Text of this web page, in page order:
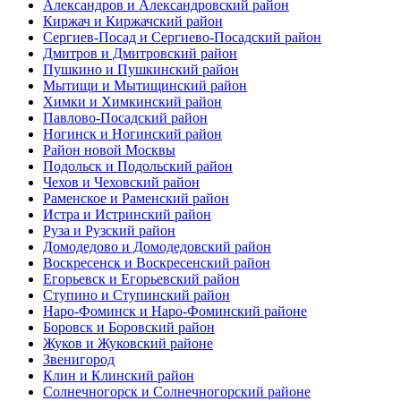
Александров и Александровский район
Киржач и Киржачский район
Сергиев-Посад и Сергиево-Посадский район
Дмитров и Дмитровский район
Пушкино и Пушкинский район
Мытищи и Мытищинский район
Химки и Химкинский район
Павлово-Посадский район
Ногинск и Ногинский район
Район новой Москвы
Подольск и Подольский район
Чехов и Чеховский район
Раменское и Раменский район
Истра и Истринский район
Руза и Рузский район
Домодедово и Домодедовский район
Воскресенск и Воскресенский район
Егорьевск и Егорьевский район
Ступино и Ступинский район
Наро-Фоминск и Наро-Фоминский районе
Боровск и Боровский район
Жуков и Жуковский районе
Звенигород
Клин и Клинский район
Солнечногорск и Солнечногорский районе